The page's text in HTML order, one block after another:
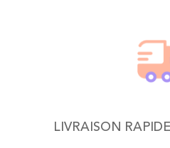
LIVRAISON